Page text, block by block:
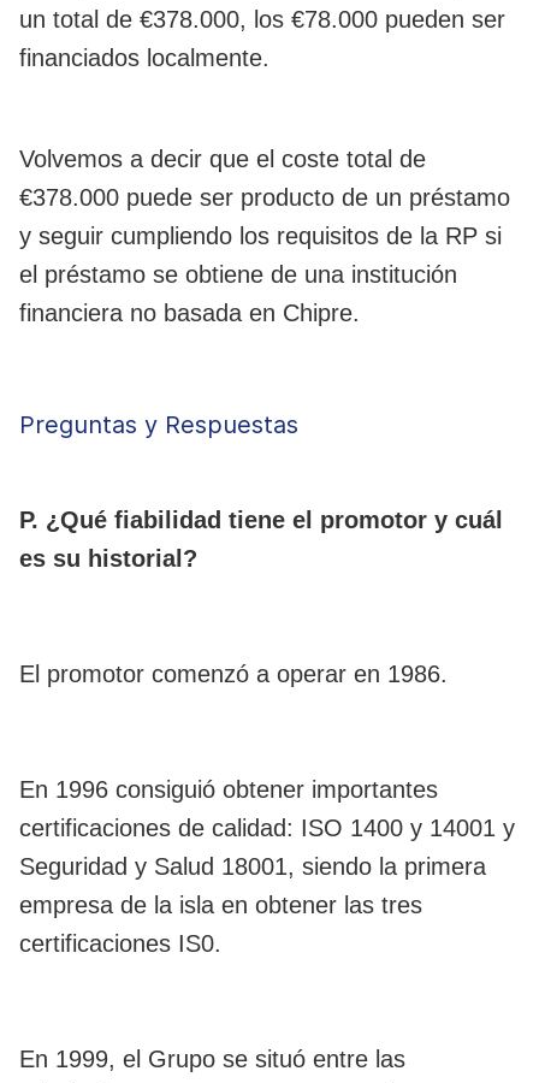
un total de €378.000, los €78.000 pueden ser
financiados localmente.
Volvemos a decir que el coste total de
€378.000 puede ser producto de un préstamo
y seguir cumpliendo los requisitos de la RP si
el préstamo se obtiene de una institución
financiera no basada en Chipre.
Preguntas y Respuestas
P. ¿Qué fiabilidad tiene el promotor y cuál
es su historial?
El promotor comenzó a operar en 1986.
En 1996 consiguió obtener importantes
certificaciones de calidad: ISO 1400 y 14001 y
Seguridad y Salud 18001, siendo la primera
empresa de la isla en obtener las tres
certificaciones IS0.
En 1999, el Grupo se situó entre las